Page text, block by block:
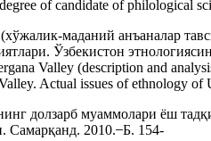
of candidate of philological
маданий анъаналар
Ўзбекистон
Valley (description and
Actual issues of ethnology
долзарб муаммолари ёш
Самарқанд. 2010. ̶ Б. 154-